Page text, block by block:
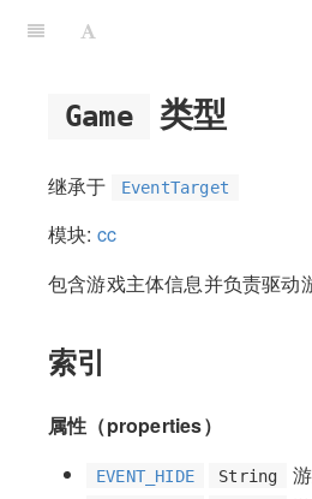
Game 类型
继承于 EventTarget
模块: cc
包含游戏主体信息并负责驱动
索引
属性（properties）
EVENT_HIDE String